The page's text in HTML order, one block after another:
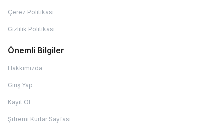
Çerez Politikası
Gizlilik Politikası
Önemli Bilgiler
Hakkımızda
Giriş Yap
Kayıt Ol
Şifremi Kurtar Sayfası